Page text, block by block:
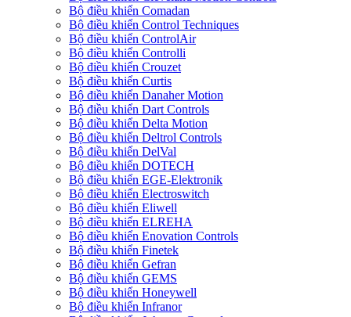
Bộ điều khiển Comadan
Bộ điều khiển Control Techniques
Bộ điều khiển ControlAir
Bộ điều khiển Controlli
Bộ điều khiển Crouzet
Bộ điều khiển Curtis
Bộ điều khiển Danaher Motion
Bộ điều khiển Dart Controls
Bộ điều khiển Delta Motion
Bộ điều khiển Deltrol Controls
Bộ điều khiển DelVal
Bộ điều khiển DOTECH
Bộ điều khiển EGE-Elektronik
Bộ điều khiển Electroswitch
Bộ điều khiển Eliwell
Bộ điều khiển ELREHA
Bộ điều khiển Enovation Controls
Bộ điều khiển Finetek
Bộ điều khiển Gefran
Bộ điều khiển GEMS
Bộ điều khiển Honeywell
Bộ điều khiển Infranor